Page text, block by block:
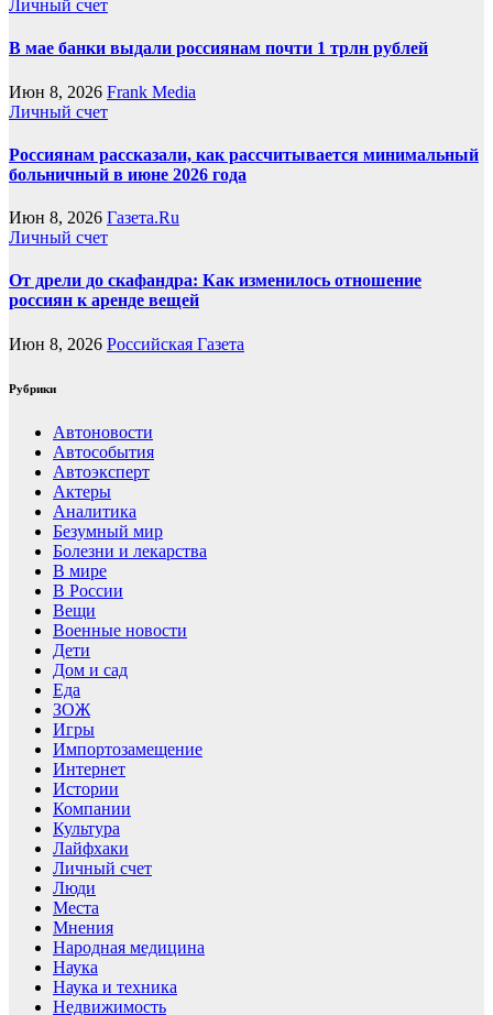
Личный счет
В мае банки выдали россиянам почти 1 трлн рублей
Июн 8, 2026 Frank Media
Личный счет
Россиянам рассказали, как рассчитывается минимальный
больничный в июне 2026 года
Июн 8, 2026 Газета.Ru
Личный счет
От дрели до скафандра: Как изменилось отношение
россиян к аренде вещей
Июн 8, 2026 Российская Газета
Рубрики
Автоновости
Автособытия
Автоэксперт
Актеры
Аналитика
Безумный мир
Болезни и лекарства
В мире
В России
Вещи
Военные новости
Дети
Дом и сад
Еда
ЗОЖ
Игры
Импортозамещение
Интернет
Истории
Компании
Культура
Лайфхаки
Личный счет
Люди
Места
Мнения
Народная медицина
Наука
Наука и техника
Недвижимость